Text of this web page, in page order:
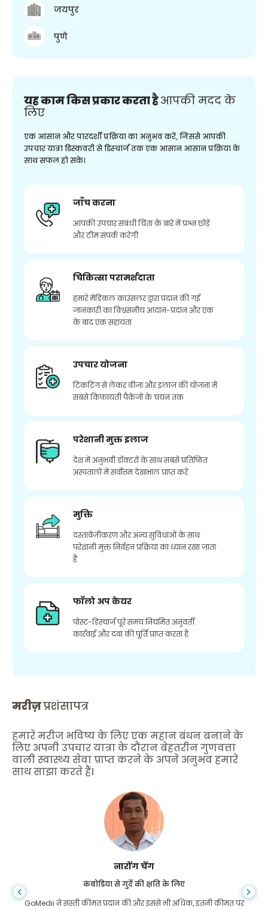
जयपुर
पुणे
यह काम किस प्रकार करता हैआपकी मदद के
लिए
एक आसान और पारदर्शी प्रक्रिया का अनुभव करें, जिससे आपकी
उपचार यात्रा डिस्कवरी से डिस्चार्ज तक एक आसान आसान प्रक्रिया के
साथ सफल हो सके।
जाँच करना
आपकी उपचार संबंधी चिंता के बारे में प्रश्न छोड़ें
और टीम संपर्क करेगी
चिकित्सा परामर्शदाता
हमारे मेडिकल काउंसलर द्वारा प्रदान की गई
जानकारी का विश्वसनीय आदान-प्रदान और एक
के बाद एक सहायता
उपचार योजना
टिकटिंग से लेकर वीजा और इलाज की योजना में
सबसे किफायती पैकेजों के चयन तक
परेशानी मुक्त इलाज
देश में अनुभवी डॉक्टरों के साथ सबसे प्रतिष्ठित
अस्पतालों में सर्वोत्तम देखभाल प्राप्त करें
मुक्ति
दस्तावेज़ीकरण और अन्य सुविधाओं के साथ
परेशानी मुक्त निर्वहन प्रक्रिया का ध्यान रखा जाता
है
फॉलो अप केयर
पोस्ट-डिस्चार्ज पूरे समय नियमित अनुवर्ती
कार्रवाई और दवा की पूर्ति प्राप्त करता है
मरीज़प्रशंसापत्र
हमारे मरीज भविष्य के लिए एक महान बंधन बनाने के
लिए अपनी उपचार यात्रा के दौरान बेहतरीन गुणवत्ता
वाली स्वास्थ्य सेवा प्राप्त करने के अपने अनुभव हमारे
साथ साझा करते हैं।
शांधा दास
गैस्ट्रोएंटरोलॉजी के लिए बांग्लादेश से
मैंने अपने बेटे और गोमेडी की शानदार टीम को धन्यवाद दिया है जिन्होंने